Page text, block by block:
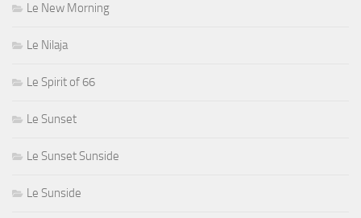
Le New Morning
Le Nilaja
Le Spirit of 66
Le Sunset
Le Sunset Sunside
Le Sunside